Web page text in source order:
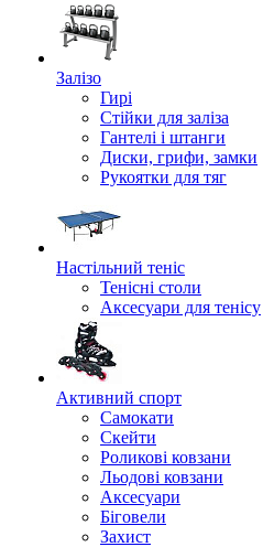
Залізо
Гирі
Стійки для заліза
Гантелі і штанги
Диски, грифи, замки
Рукоятки для тяг
Настільний теніс
Тенісні столи
Аксесуари для тенісу
Активний спорт
Самокати
Скейти
Роликові ковзани
Льодові ковзани
Аксесуари
Біговели
Захист